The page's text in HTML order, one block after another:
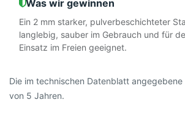
Was wir gewinnen
Ein 2 mm starker, pulverbeschichteter
langlebig, sauber im Gebrauch und für
Einsatz im Freien geeignet.
Die im technischen Datenblatt
von 5 Jahren.